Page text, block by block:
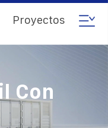
Proyectos
Con